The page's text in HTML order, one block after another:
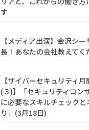
す
【メディア出演】金沢シ
長！あなたの会社教えてく
【サイバーセキュリティ
(３)】「セキュリティコン
に必要なスキルチェックと
り」(3月18日)